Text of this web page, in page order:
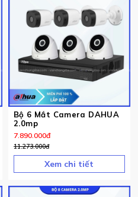
Bộ 6 Mắt Camera DAHUA
2.0mp
7.890.000đ
11.273.000đ
Xem chi tiết